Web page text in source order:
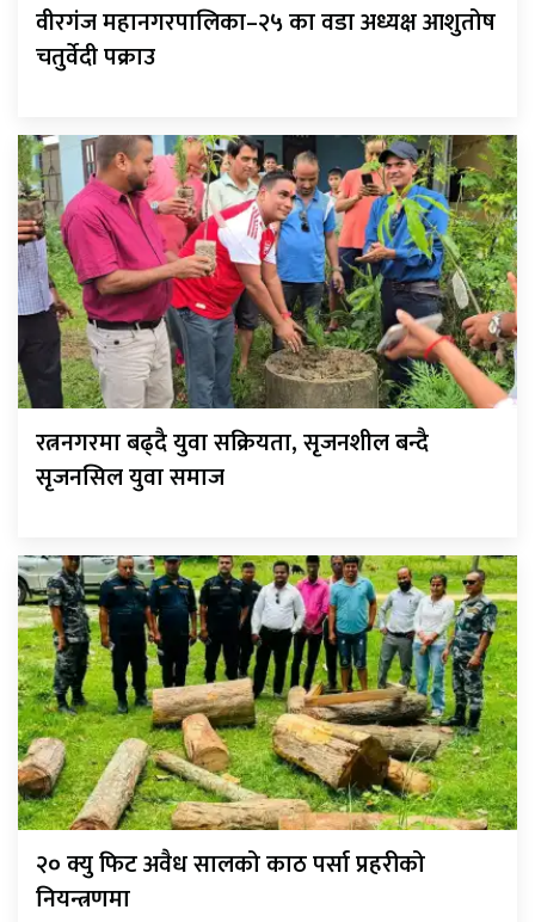
वीरगंज महानगरपालिका–२५ का वडा अध्यक्ष आशुतोष
चतुर्वेदी पक्राउ
रत्ननगरमा बढ्दै युवा सक्रियता, सृजनशील बन्दै
सृजनसिल युवा समाज
२० क्यु फिट अवैध सालको काठ पर्सा प्रहरीको
नियन्त्रणमा